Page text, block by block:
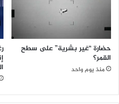
حضارة “غير بشرية” على سطح
القمر؟
منذ يوم واحد